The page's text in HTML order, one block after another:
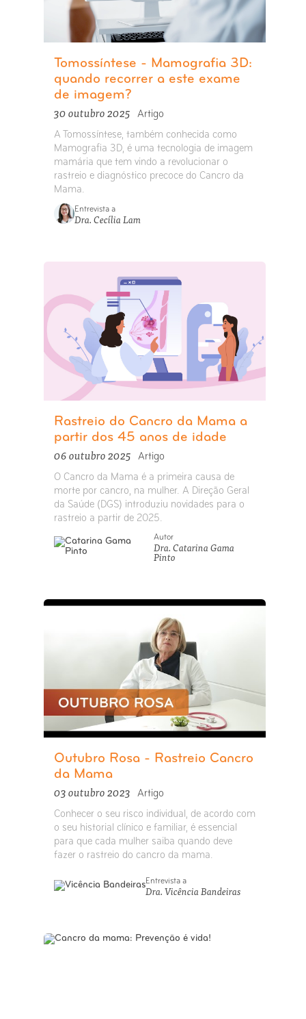
Tomossíntese - Mamografia 3D:
quando recorrer a este exame
de imagem?
30 outubro 2025
Artigo
A Tomossíntese, também conhecida como
Mamografia 3D, é uma tecnologia de imagem
mamária que tem vindo a revolucionar o
rastreio e diagnóstico precoce do Cancro da
Mama.
Entrevista a
Dra. Cecília Lam
Rastreio do Cancro da Mama a
partir dos 45 anos de idade
06 outubro 2025
Artigo
O Cancro da Mama é a primeira causa de
morte por cancro, na mulher. A Direção Geral
da Saúde (DGS) introduziu novidades para o
rastreio a partir de 2025.
Autor
Dra. Catarina Gama
Pinto
Outubro Rosa - Rastreio Cancro
da Mama
03 outubro 2023
Artigo
Conhecer o seu risco individual, de acordo com
o seu historial clínico e familiar, é essencial
para que cada mulher saiba quando deve
fazer o rastreio do cancro da mama.
Entrevista a
Dra. Vicência Bandeiras